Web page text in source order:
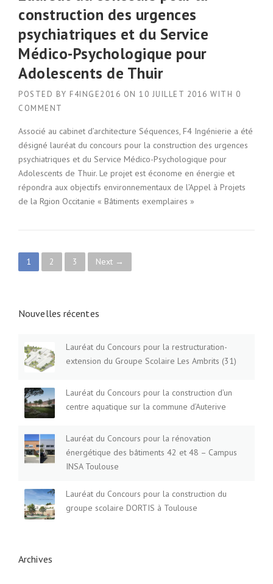
construction des urgences
psychiatriques et du Service
Médico-Psychologique pour
Adolescents de Thuir
POSTED BY F4INGE2016 ON 10 JUILLET 2016 WITH 0
COMMENT
Associé au cabinet d’architecture Séquences, F4 Ingénierie a été
désigné lauréat du concours pour la construction des urgences
psychiatriques et du Service Médico-Psychologique pour
Adolescents de Thuir. Le projet est économe en énergie et
répondra aux objectifs environnementaux de l’Appel à Projets
de la Rgion Occitanie « Bâtiments exemplaires »
P
s
s
n
a
v
a
i
1 2 3 Next →
Nouvelles récentes
Lauréat du Concours pour la restructuration-
extension du Groupe Scolaire Les Ambrits (31)
Lauréat du Concours pour la construction d’un
centre aquatique sur la commune d’Auterive
Lauréat du Concours pour la rénovation
énergétique des bâtiments 42 et 48 – Campus
INSA Toulouse
Lauréat du Concours pour la construction du
groupe scolaire DORTIS à Toulouse
Archives